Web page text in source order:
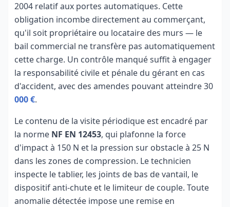
2004 relatif aux portes automatiques. Cette
obligation incombe directement au commerçant,
qu'il soit propriétaire ou locataire des murs — le
bail commercial ne transfère pas automatiquement
cette charge. Un contrôle manqué suffit à engager
la responsabilité civile et pénale du gérant en cas
d'accident, avec des amendes pouvant atteindre 30
000 €.
Le contenu de la visite périodique est encadré par
la norme NF EN 12453, qui plafonne la force
d'impact à 150 N et la pression sur obstacle à 25 N
dans les zones de compression. Le technicien
inspecte le tablier, les joints de bas de vantail, le
dispositif anti-chute et le limiteur de couple. Toute
anomalie détectée impose une remise en